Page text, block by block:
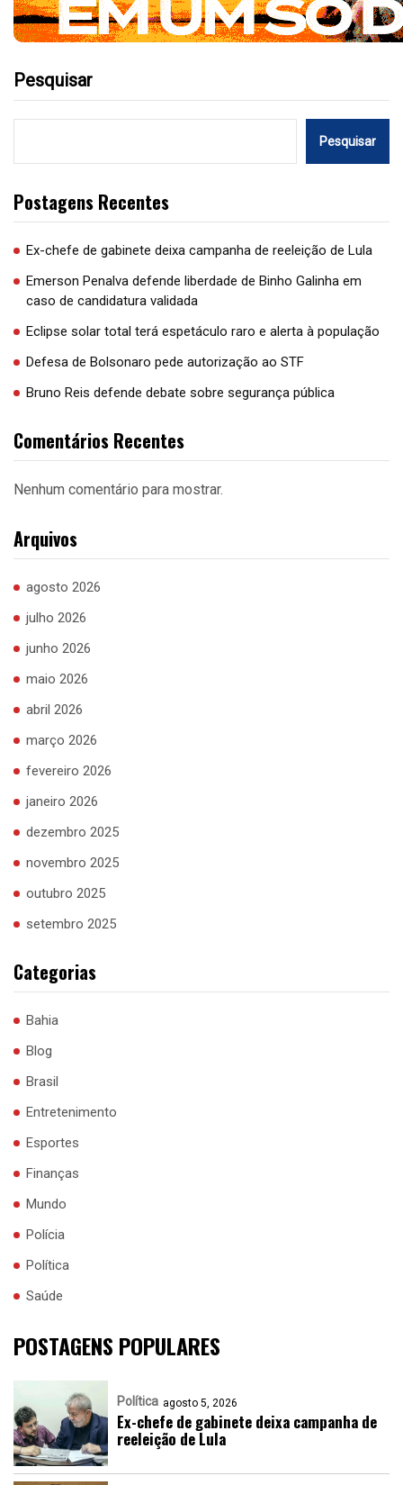
Pesquisar
Pesquisar
Postagens Recentes
Ex-chefe de gabinete deixa campanha de reeleição de Lula
Emerson Penalva defende liberdade de Binho Galinha em
caso de candidatura validada
Eclipse solar total terá espetáculo raro e alerta à população
Defesa de Bolsonaro pede autorização ao STF
Bruno Reis defende debate sobre segurança pública
Comentários Recentes
Nenhum comentário para mostrar.
Arquivos
agosto 2026
julho 2026
junho 2026
maio 2026
abril 2026
março 2026
fevereiro 2026
janeiro 2026
dezembro 2025
novembro 2025
outubro 2025
setembro 2025
Categorias
Bahia
Blog
Brasil
Entretenimento
Esportes
Finanças
Mundo
Polícia
Política
Saúde
POSTAGENS POPULARES
Política agosto 5, 2026
Ex-chefe de gabinete deixa campanha de
reeleição de Lula